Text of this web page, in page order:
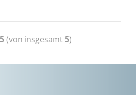
5(von insgesamt 5)